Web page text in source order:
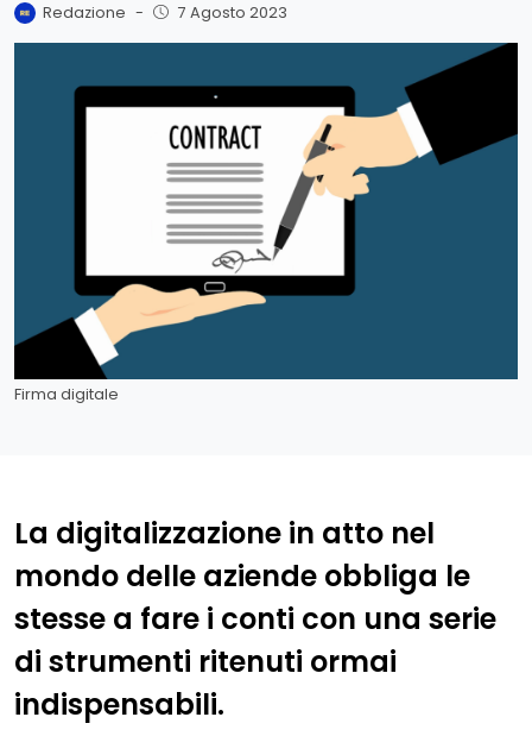
Redazione - 7 Agosto 2023
Firma digitale
La digitalizzazione in atto nel
mondo delle aziende obbliga le
stesse a fare i conti con una serie
di strumenti ritenuti ormai
indispensabili.